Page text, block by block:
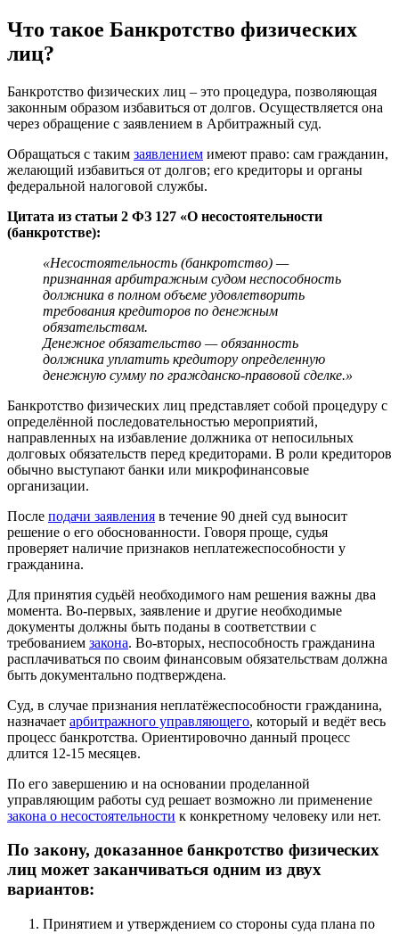
Что такое Банкротство физических
лиц?
Банкротство физических лиц – это процедура, позволяющая
законным образом избавиться от долгов. Осуществляется она
через обращение с заявлением в Арбитражный суд.
Обращаться с таким заявлением имеют право: сам гражданин,
желающий избавиться от долгов; его кредиторы и органы
федеральной налоговой службы.
Цитата из статьи 2 ФЗ 127 «О несостоятельности
(банкротстве):
«Несостоятельность (банкротство) —
признанная арбитражным судом неспособность
должника в полном объеме удовлетворить
требования кредиторов по денежным
обязательствам.
Денежное обязательство — обязанность
должника уплатить кредитору определенную
денежную сумму по гражданско-правовой сделке.»
Банкротство физических лиц представляет собой процедуру с
определённой последовательностью мероприятий,
направленных на избавление должника от непосильных
долговых обязательств перед кредиторами. В роли кредиторов
обычно выступают банки или микрофинансовые
организации.
После подачи заявления в течение 90 дней суд выносит
решение о его обоснованности. Говоря проще, судья
проверяет наличие признаков неплатежеспособности у
гражданина.
Для принятия судьёй необходимого нам решения важны два
момента. Во-первых, заявление и другие необходимые
документы должны быть поданы в соответствии с
требованием закона. Во-вторых, неспособность гражданина
расплачиваться по своим финансовым обязательствам должна
быть документально подтверждена.
Суд, в случае признания неплатёжеспособности гражданина,
назначает арбитражного управляющего, который и ведёт весь
процесс банкротства. Ориентировочно данный процесс
длится 12-15 месяцев.
По его завершению и на основании проделанной
управляющим работы суд решает возможно ли применение
закона о несостоятельности к конкретному человеку или нет.
По закону, доказанное банкротство физических
лиц может заканчиваться одним из двух
вариантов:
Принятием и утверждением со стороны суда плана по